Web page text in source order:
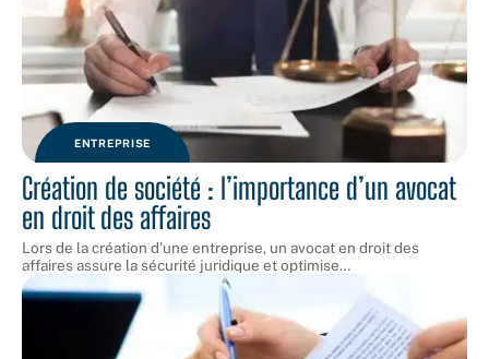
ENTREPRISE
Création de société : l’importance d’un avocat
en droit des affaires
Lors de la création d'une entreprise, un avocat en droit des
affaires assure la sécurité juridique et optimise…